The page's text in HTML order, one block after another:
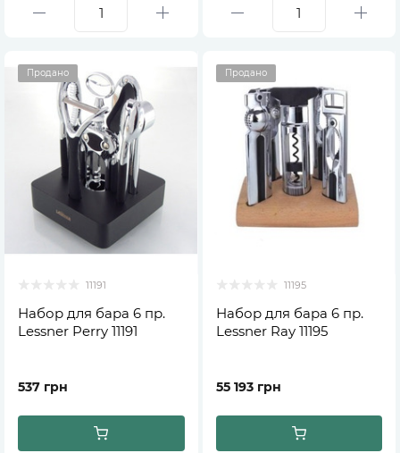
Продано
11191
Набор для бара 6 пр.
Lessner Perry 11191
537 грн
Продано
11195
Набор для бара 6 пр.
Lessner Ray 11195
55 193 грн